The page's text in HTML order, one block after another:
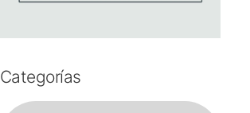
Categorías